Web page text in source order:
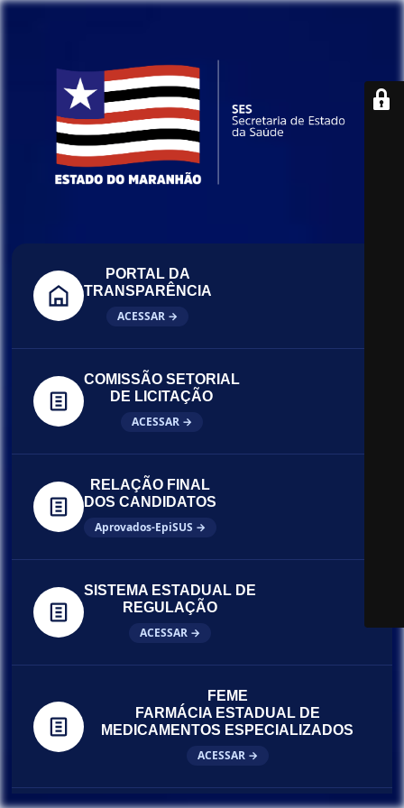
PORTAL DA
TRANSPARÊNCIA
ACESSAR →
COMISSÃO SETORIAL
DE LICITAÇÃO
ACESSAR →
RELAÇÃO FINAL
DOS CANDIDATOS
Aprovados-EpiSUS →
SISTEMA ESTADUAL DE
REGULAÇÃO
ACESSAR →
FEME
FARMÁCIA ESTADUAL DE
MEDICAMENTOS ESPECIALIZADOS
ACESSAR →